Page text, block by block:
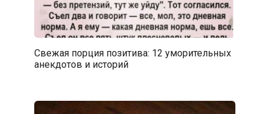
Свежая порция позитива: 12 уморительных
анекдотов и историй